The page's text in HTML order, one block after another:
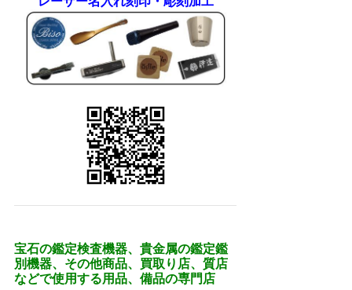
宝石の鑑定検査機器、貴金属の鑑定鑑
別機器、その他商品、買取り店、質店
などで使用する用品、備品の専門店